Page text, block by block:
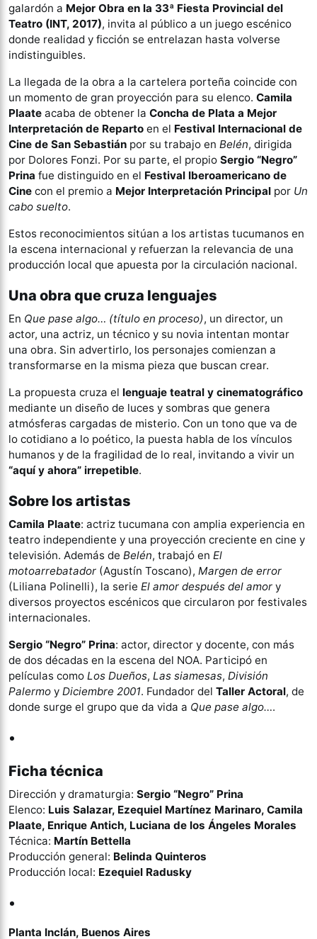
galardón a Mejor Obra en la 33ª Fiesta Provincial del
Teatro (INT, 2017), invita al público a un juego escénico
donde realidad y ficción se entrelazan hasta volverse
indistinguibles.
La llegada de la obra a la cartelera porteña coincide con
un momento de gran proyección para su elenco. Camila
Plaate acaba de obtener la Concha de Plata a Mejor
Interpretación de Reparto en el Festival Internacional de
Cine de San Sebastián por su trabajo en Belén, dirigida
por Dolores Fonzi. Por su parte, el propio Sergio “Negro”
Prina fue distinguido en el Festival Iberoamericano de
Cine con el premio a Mejor Interpretación Principal por Un
cabo suelto.
Estos reconocimientos sitúan a los artistas tucumanos en
la escena internacional y refuerzan la relevancia de una
producción local que apuesta por la circulación nacional.
Una obra que cruza lenguajes
En Que pase algo… (título en proceso), un director, un
actor, una actriz, un técnico y su novia intentan montar
una obra. Sin advertirlo, los personajes comienzan a
transformarse en la misma pieza que buscan crear.
La propuesta cruza el lenguaje teatral y cinematográfico
mediante un diseño de luces y sombras que genera
atmósferas cargadas de misterio. Con un tono que va de
lo cotidiano a lo poético, la puesta habla de los vínculos
humanos y de la fragilidad de lo real, invitando a vivir un
“aquí y ahora” irrepetible.
Sobre los artistas
Camila Plaate: actriz tucumana con amplia experiencia en
teatro independiente y una proyección creciente en cine y
televisión. Además de Belén, trabajó en El
motoarrebatador (Agustín Toscano), Margen de error
(Liliana Polinelli), la serie El amor después del amor y
diversos proyectos escénicos que circularon por festivales
internacionales.
Sergio “Negro” Prina: actor, director y docente, con más
de dos décadas en la escena del NOA. Participó en
películas como Los Dueños, Las siamesas, División
Palermo y Diciembre 2001. Fundador del Taller Actoral, de
donde surge el grupo que da vida a Que pase algo….
Ficha técnica
Dirección y dramaturgia: Sergio “Negro” Prina
Elenco: Luis Salazar, Ezequiel Martínez Marinaro, Camila
Plaate, Enrique Antich, Luciana de los Ángeles Morales
Técnica: Martín Bettella
Producción general: Belinda Quinteros
Producción local: Ezequiel Radusky
Planta Inclán, Buenos Aires